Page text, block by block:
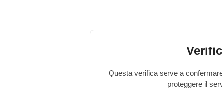
Questa verifica serve a
proteggere il